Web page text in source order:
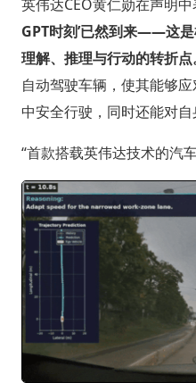
英伟达CEO黄仁勋在声明中
GPT时刻’已然到来——这
理解、推理与行动的转折点
自动驾驶车辆，使其能够
中安全行驶，同时还能对
“首款搭载英伟达技术的汽